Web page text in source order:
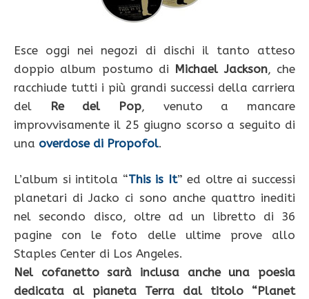
Esce oggi nei negozi di dischi il tanto atteso
doppio album postumo di Michael Jackson, che
racchiude tutti i più grandi successi della carriera
del
Re del Pop, venuto a mancare
improvvisamente il 25 giugno scorso a seguito di
una overdose di Propofol.
L’album si intitola “This is It” ed oltre ai successi
planetari di Jacko ci sono anche quattro inediti
nel secondo disco, oltre ad un libretto di 36
pagine con le foto delle ultime prove allo
Staples Center di Los Angeles.
Nel cofanetto sarà inclusa anche una poesia
dedicata al pianeta Terra dal titolo “Planet